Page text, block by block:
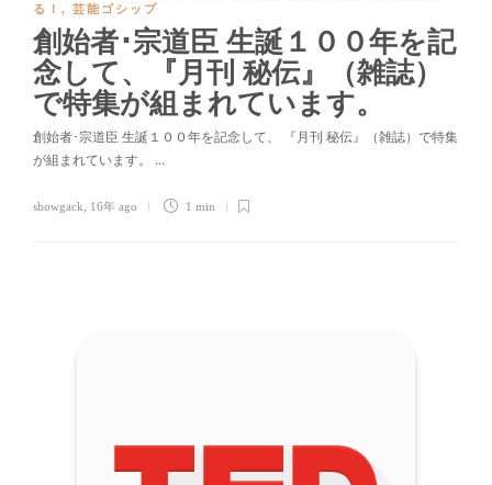
る！ , 芸能ゴシップ
創始者･宗道臣 生誕１００年を記
念して、『月刊 秘伝』（雑誌）
で特集が組まれています。
創始者･宗道臣 生誕１００年を記念して、 『月刊 秘伝』（雑誌）で特集
が組まれています。 …
showgack 16年 ago 1 min